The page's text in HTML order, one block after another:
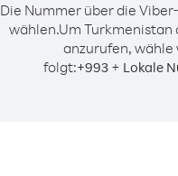
Die Nummer über die
wählen.Um Turkmenistan
anzurufen, wähle
folgt:+993+ Lokale